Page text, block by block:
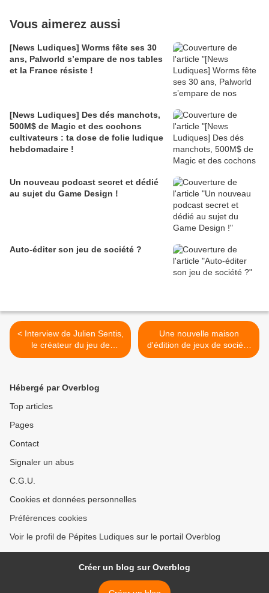
Vous aimerez aussi
[News Ludiques] Worms fête ses 30
ans, Palworld s’empare de nos tables
et la France résiste !
[News Ludiques] Des dés manchots,
500M$ de Magic et des cochons
cultivateurs : ta dose de folie ludique
hebdomadaire !
Un nouveau podcast secret et dédié
au sujet du Game Design !
Auto-éditer son jeu de société ?
< Interview de Julien Sentis,
le créateur du jeu de
société "Déclic ?!"
Une nouvelle maison
d'édition de jeux de société
recherche un
Hébergé par Overblog
Top articles
Pages
Contact
Signaler un abus
C.G.U.
Cookies et données personnelles
Préférences cookies
Voir le profil de Pépites Ludiques sur le portail Overblog
Créer un blog sur Overblog